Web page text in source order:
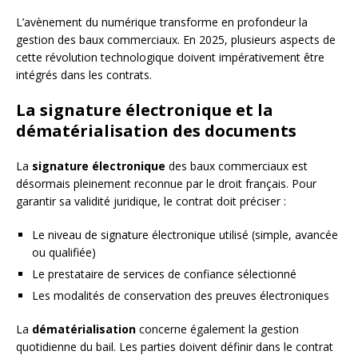
L’avènement du numérique transforme en profondeur la
gestion des baux commerciaux. En 2025, plusieurs aspects de
cette révolution technologique doivent impérativement être
intégrés dans les contrats.
La signature électronique et la
dématérialisation des documents
La signature électronique des baux commerciaux est
désormais pleinement reconnue par le droit français. Pour
garantir sa validité juridique, le contrat doit préciser :
Le niveau de signature électronique utilisé (simple, avancée
ou qualifiée)
Le prestataire de services de confiance sélectionné
Les modalités de conservation des preuves électroniques
La dématérialisation concerne également la gestion
quotidienne du bail. Les parties doivent définir dans le contrat